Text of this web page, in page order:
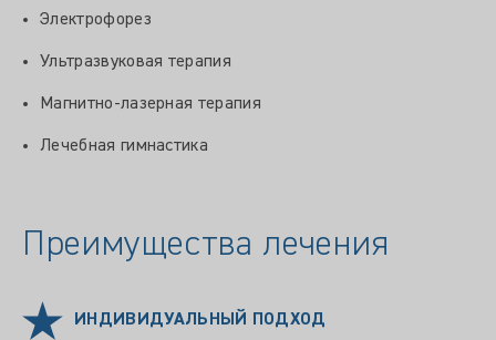
Электрофорез
Ультразвуковая терапия
Магнитно-лазерная терапия
Лечебная гимнастика
Преимущества лечения
ИНДИВИДУАЛЬНЫЙ ПОДХОД